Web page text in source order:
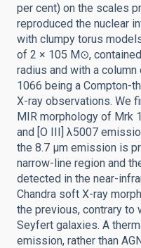
per cent) on the scales
reproduced the nuclear
with clumpy torus
of 2 × 105 M⊙,
radius and with a
1066 being a Compton-
X-ray observations. We
MIR morphology of Mrk
and [O III] λ5007
the 8.7 μm emission is
narrow-line region and
detected in the near-
Chandra soft X-ray
the previous, contrary to
Seyfert galaxies. A
emission, rather than